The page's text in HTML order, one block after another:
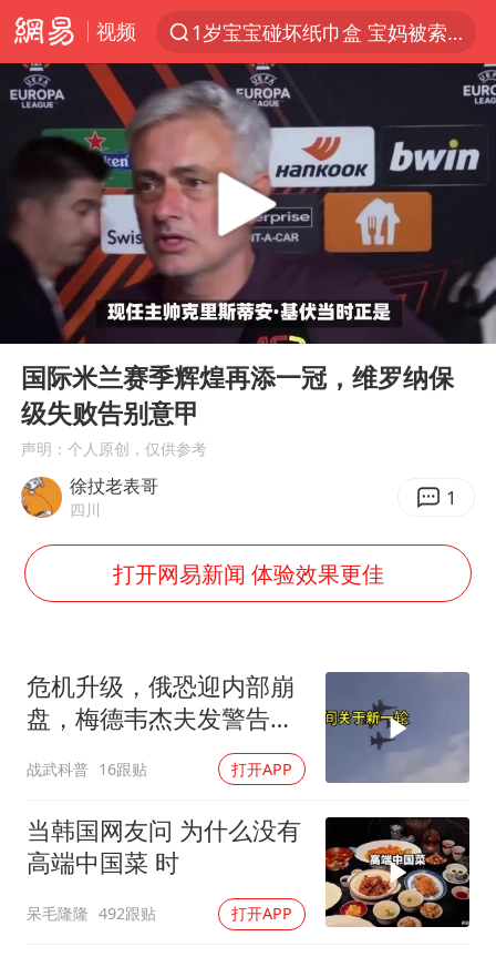
视频
1岁宝宝碰坏纸巾盒 宝妈被索赔924元
Meta被判支付5.67亿美元
47岁妈妈突然产女 26岁女儿：很震惊
阿根廷足协发文力挺因凡蒂诺
中国稀土盘中涨停
A股开盘：民爆、CPO等概念走强
21楼高空抛物嫌疑人被拘留
台风白海豚最新路径研判来了
OpenAI为免费用户升级GPT-5.6 Luna
粉笔发布“自曝式”公开信
我国编制完成新版全月地质图
毛宁转发梯田音乐会视频海外网友赞叹
奋进开新局 实干挑大梁
Play
00:00 02:19
国际米兰赛季辉煌再添一冠，维罗纳保
级失败告别意甲
声明：个人原创，仅供参考
徐扙老表哥
四川 1
打开网易新闻 体验效果更佳
危机升级，俄恐迎内部崩
盘，梅德韦杰夫发警告，
战武科普 16跟贴 打开APP
当韩国网友问 为什么没有
高端中国菜 时
呆毛隆隆 492跟贴 打开APP